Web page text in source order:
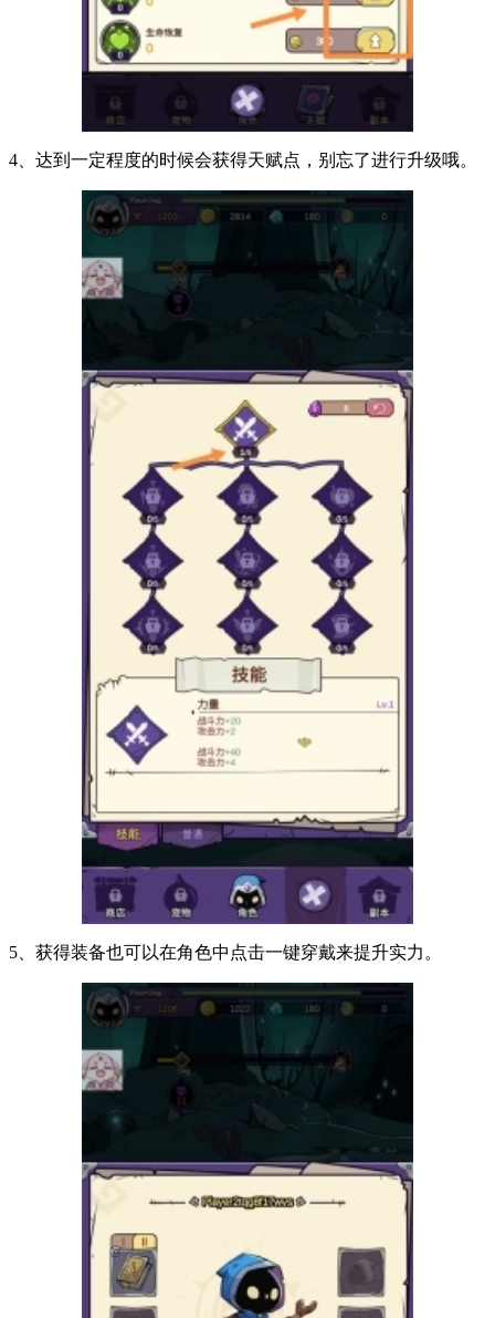
4、达到一定程度的时候会获得天赋点，别忘了进行升级哦。
5、获得装备也可以在角色中点击一键穿戴来提升实力。